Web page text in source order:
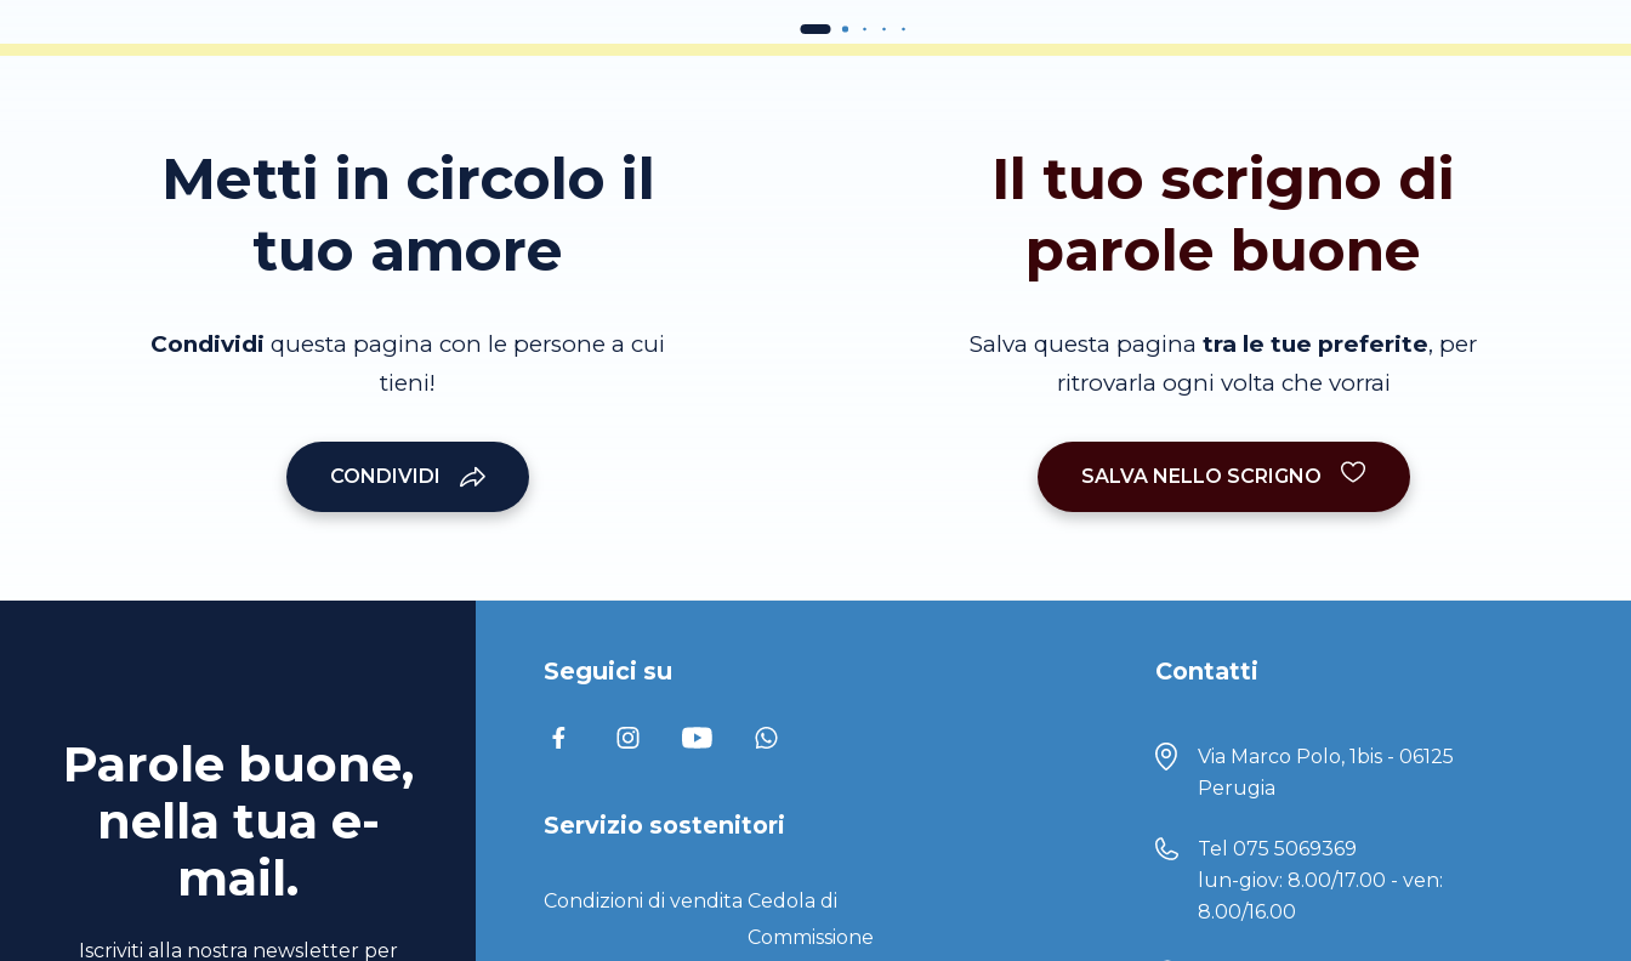
Metti in circolo il
tuo amore
Condividi questa pagina con le persone a cui
tieni!
CONDIVIDI
Il tuo scrigno di
parole buone
Salva questa pagina tra le tue preferite, per
ritrovarla ogni volta che vorrai
SALVA NELLO SCRIGNO
Parole buone,
nella tua e-
mail.
Iscriviti alla nostra newsletter per
Seguici su
Servizio sostenitori
Condizioni di vendita Cedola di
Commissione
Contatti
Via Marco Polo, 1bis - 06125
Perugia
Tel 075 5069369
lun-giov: 8.00/17.00 - ven:
8.00/16.00